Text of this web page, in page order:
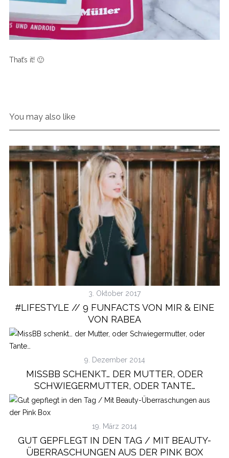
That’s it! 🙂
You may also like
3. Oktober 2017
#LIFESTYLE // 9 FUNFACTS VON MIR & EINE
VON RABEA
9. Dezember 2014
MISSBB SCHENKT… DER MUTTER, ODER
SCHWIEGERMUTTER, ODER TANTE…
19. März 2014
GUT GEPFLEGT IN DEN TAG / MIT BEAUTY-
ÜBERRASCHUNGEN AUS DER PINK BOX